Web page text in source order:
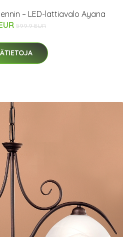
– LED-lattiavalo Ayana
599.9 EUR